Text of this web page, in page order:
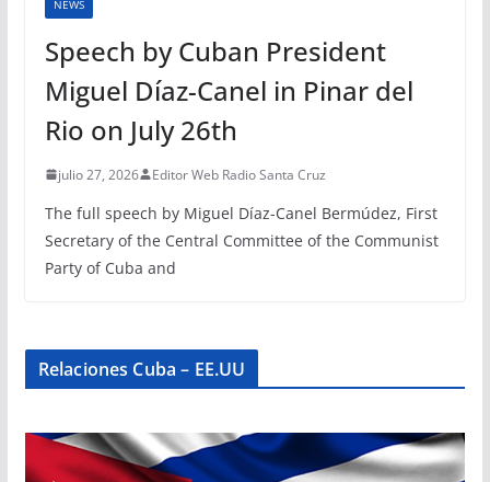
NEWS
Speech by Cuban President
Miguel Díaz-Canel in Pinar del
Rio on July 26th
julio 27, 2026 Editor Web Radio Santa Cruz
The full speech by Miguel Díaz-Canel Bermúdez, First
Secretary of the Central Committee of the Communist
Party of Cuba and
Relaciones Cuba – EE.UU